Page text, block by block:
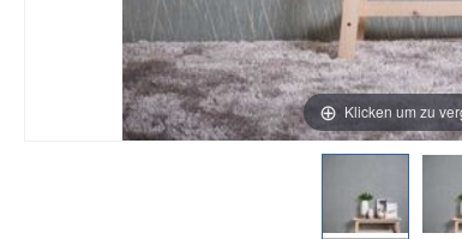
Klicken um zu